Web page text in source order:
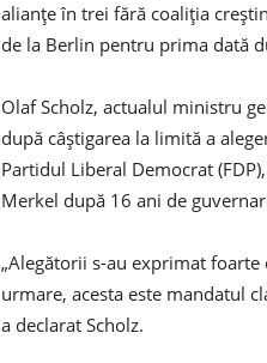
alianțe în trei fără coaliția
de la Berlin pentru prima dată
Olaf Scholz, actualul ministru
după câștigarea la limită a
Partidul Liberal Democrat
Merkel după 16 ani de
„Alegătorii s-au exprimat
urmare, acesta este mandatul
a declarat Scholz.